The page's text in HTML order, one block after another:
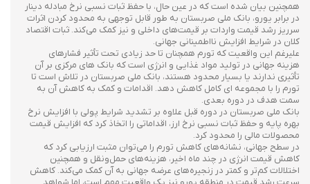
همچنین بیان شده است که در عین حال، با حفظ ثبات نسبی نرخ مبادله دینار
در برابر یورو، بانک ملی صربستان به طور قابل توجهی به محدود کردن اثرات
سرریز رشد قیمت واردات بر قیمت‌های داخلی و نیز کمک می‌کند. ثبات اقتصاد
کلان در شرایط افزایش نااطمینانی جهانی.
علیرغم این واقعیت که تورم همچنان تا حد زیادی تحت تأثیر فشارهای
هزینه جهانی در تولید مواد غذایی و انرژی است که بانک های مرکزی بر آن
تأثیری ندارند یا بسیار محدود هستند، بانک ملی صربستان در تلاش است تا
تورم را با مجموعه ای کامل کاهش دهد. اقدامات و کمک به کاهش آن به
سمت هدف در دوره بعدی.
بانک ملی صربستان در دوره قبل علاوه بر تشدید شرایط پولی با افزایش نرخ
بهره پایه و حفظ ثبات نسبی نرخ ارز، اقداماتی را اتخاذ کرد که افزایش قیمت
محصولات مالی را محدود کرد.
در سطح جهانی، نشانه‌های کاهش تورم را می‌توان مثبت ارزیابی کرد که
کاهش قیمت انرژی در چند ماه اخیر، هزینه‌های حمل‌ونقل و همچنین
اختلالات کم‌تر و کمتر در زنجیره‌های عرضه جهانی به آن کمک می‌کند. کاهش